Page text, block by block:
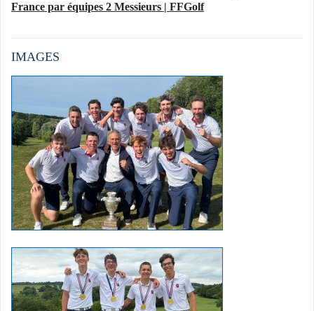
France par équipes 2 Messieurs | FFGolf
IMAGES